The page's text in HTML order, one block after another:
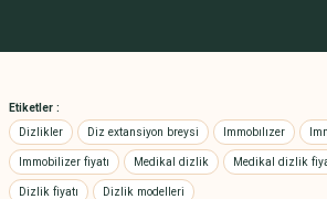
Ürün fiyatı diğer sitelerden daha pahalı.
Bu ürüne benzer farklı alternatifler olmalı.
Etiketler :
Dizlikler
Diz extansiyon breysi Immobılızer
Immobilizer fiyatı Medikal dizlik Medikal dizlik
Dizlik fiyatı Dizlik modelleri